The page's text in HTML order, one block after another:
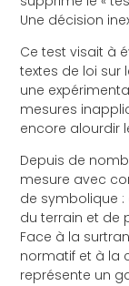
Une décision
Ce test visait à
textes de loi sur
une
mesures
encore alourdir
Depuis de
mesure avec
de symbolique :
du terrain et de
Face à la
normatif et à la
représente un